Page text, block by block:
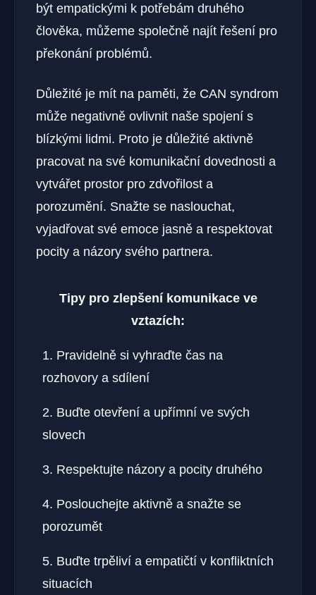
být empatickými k potřebám druhého
člověka, můžeme společně najít řešení pro
překonání problémů.
Důležité je mít na paměti, že CAN ​syndrom
může negativně ovlivnit naše spojení​ s
blízkými lidmi. Proto je důležité aktivně⁢
pracovat na své komunikační dovednosti ⁣a
⁢vytvářet prostor pro zdvořilost a‍
porozumění. Snažte se naslouchat,
vyjadřovat své​ emoce jasně a respektovat
pocity a názory svého‍ partnera.
Tipy pro ⁣zlepšení komunikace ve
vztazích:
1. Pravidelně si‍ vyhraďte čas na⁣
rozhovory a sdílení
2. Buďte otevření a upřímní ve svých
slovech
3. Respektujte ​názory a pocity druhého
4. Poslouchejte aktivně a snažte se​
porozumět
5. Buďte trpěliví a empatičtí ⁤v konfliktních
situacích